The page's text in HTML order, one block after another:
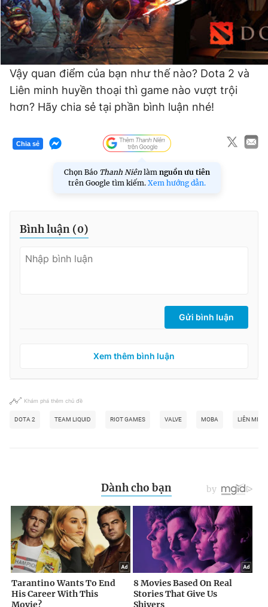
Vậy quan điểm của bạn như thế nào? Dota 2 và
Liên minh huyền thoại thì game nào vượt trội
hơn? Hãy chia sẻ tại phần bình luận nhé!
Chia sẻ
Chọn Báo Thanh Niên làm nguồn ưu tiên
trên Google tìm kiếm. Xem hướng dẫn.
Bình luận (0)
Gửi bình luận
Xem thêm bình luận
Khám phá thêm chủ đề
DOTA 2 TEAM LIQUID RIOT GAMES VALVE MOBA LIÊN MINH